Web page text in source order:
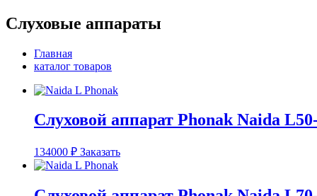
Слуховые аппараты
Главная
каталог товаров
Слуховой аппарат Phonak Naida
134000 ₽ Заказать